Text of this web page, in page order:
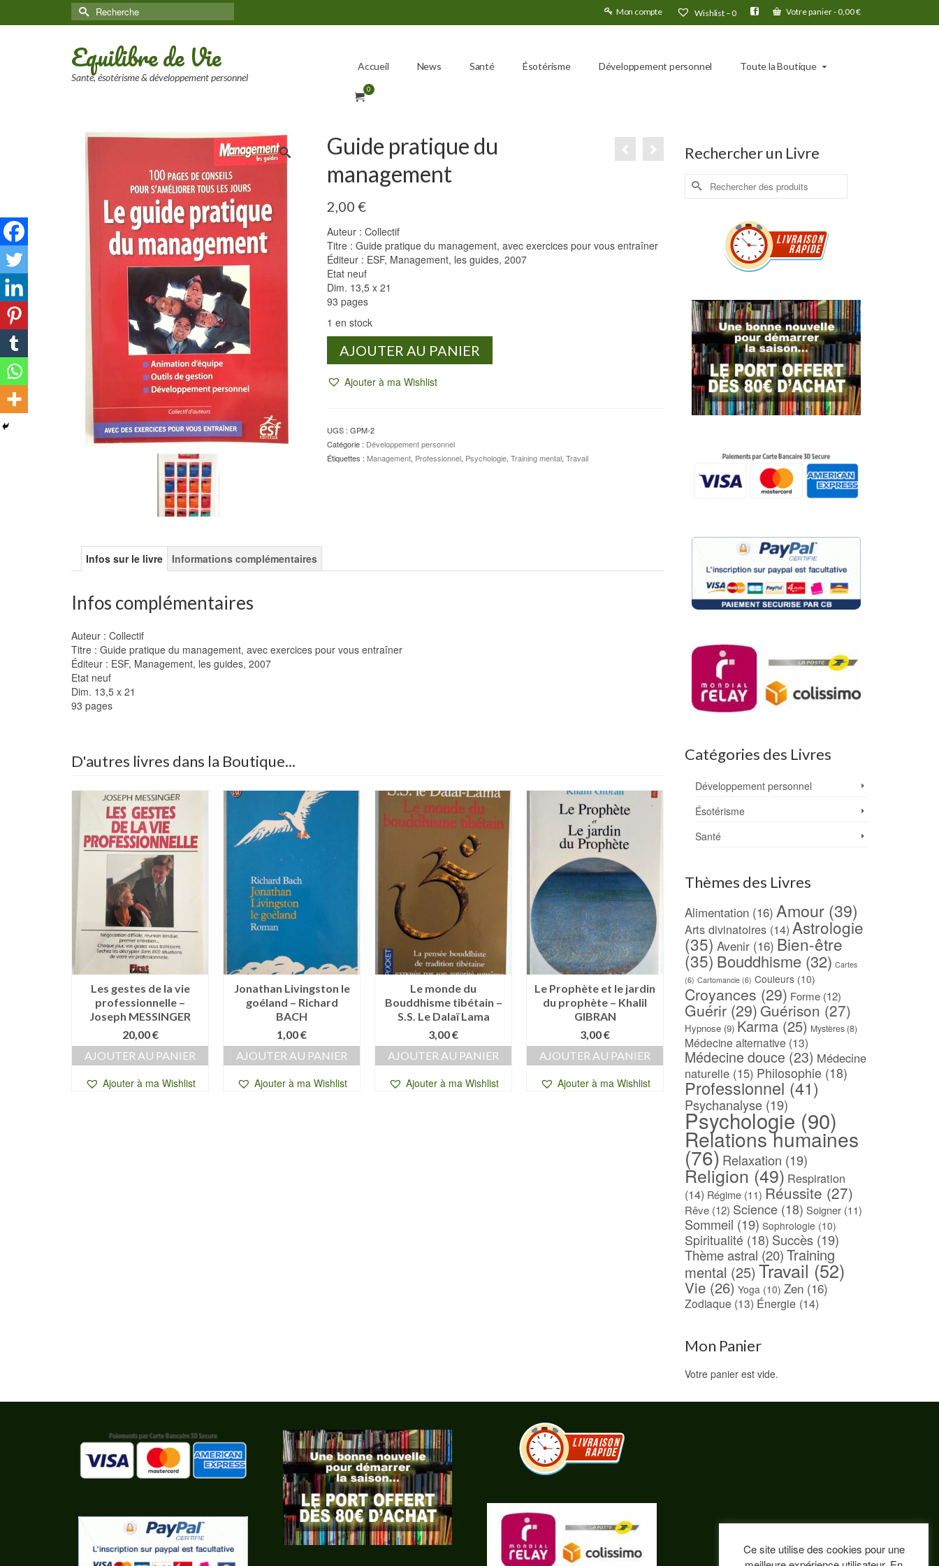
Mon compte Wishlist –0 Votre panier-0,00€
Rechercher :
Equilibre de Vie
Santé, ésotérisme & développement personnel
Accueil News Santé Ésotérisme Développement personnel Toute la Boutique
0
Guide pratique du
management
2,00 €
Auteur : Collectif
Titre : Guide pratique du management, avec exercices pour vous entraîner
Éditeur : ESF, Management, les guides, 2007
Etat neuf
Dim. 13,5 x 21
93 pages
1 en stock
pratique
AJOUTER AU PANIER
Ajouter à ma Wishlist
UGS : GPM-2
Catégorie : Développement personnel
Étiquettes : Management, Professionnel, Psychologie, Training mental, Travail
Infos sur le livre Informations complémentaires
Infos complémentaires
Auteur : Collectif
Titre : Guide pratique du management, avec exercices pour vous entraîner
Éditeur : ESF, Management, les guides, 2007
Etat neuf
Dim. 13,5 x 21
93 pages
D'autres livres dans la Boutique...
Les gestes de la vie
professionnelle –
Joseph MESSINGER
20,00€
AJOUTER AU PANIER
Ajouter à ma Wishlist
Jonathan Livingston le
goéland – Richard
BACH
1,00€
AJOUTER AU PANIER
Ajouter à ma Wishlist
Le monde du
Bouddhisme tibétain –
S.S. Le Dalaï Lama
3,00€
AJOUTER AU PANIER
Ajouter à ma Wishlist
Le Prophète et le jardin
du prophète – Khalil
GIBRAN
3,00€
AJOUTER AU PANIER
Ajouter à ma Wishlist
ABC de la psychologie
& de la psychanalyse –
Corinne MOREL
20,00 €
AJOUTER AU PANIER
Ajouter à ma Wishlist
Rechercher un Livre
Rechercher :
Catégories des Livres
Développement personnel
Ésotérisme
Santé
Thèmes des Livres
Alimentation(16) Amour(39)
Arts divinatoires(14) Astrologie
(35) Avenir(16) Bien-être
(35) Bouddhisme(32) Cartes
(6) Cartomancie(6) Couleurs(10)
Croyances (29) Forme(12)
Guérir(29) Guérison (27)
Hypnose(9) Karma(25) Mystères(8)
Médecine alternative (13)
Médecine douce (23) Médecine
naturelle(15) Philosophie (18)
Professionnel (41)
Psychanalyse(19)
Psychologie (90)
Relations humaines
(76) Relaxation (19)
Religion (49) Respiration
(14) Régime(11) Réussite (27)
Rêve(12) Science (18) Soigner(11)
Sommeil (19) Sophrologie (10)
Spiritualité (18) Succès(19)
Thème astral (20)Training
mental (25) Travail (52)
Vie(26) Yoga (10) Zen(16)
Zodiaque (13) Énergie(14)
Mon Panier
Votre panier est vide.
Ce site utilise des cookies pour une